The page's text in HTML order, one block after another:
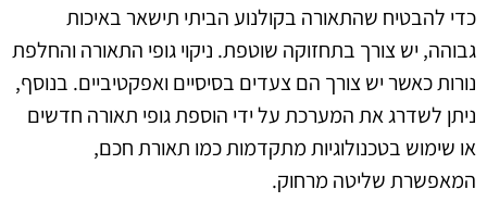
כדי להבטיח שהתאורה בקולנוע הביתי תישאר באיכות
גבוהה, יש צורך בתחזוקה שוטפת. ניקוי גופי התאורה והחלפת
נורות כאשר יש צורך הם צעדים בסיסיים ואפקטיביים. בנוסף,
ניתן לשדרג את המערכת על ידי הוספת גופי תאורה חדשים
או שימוש בטכנולוגיות מתקדמות כמו תאורת חכם,
המאפשרת שליטה מרחוק.